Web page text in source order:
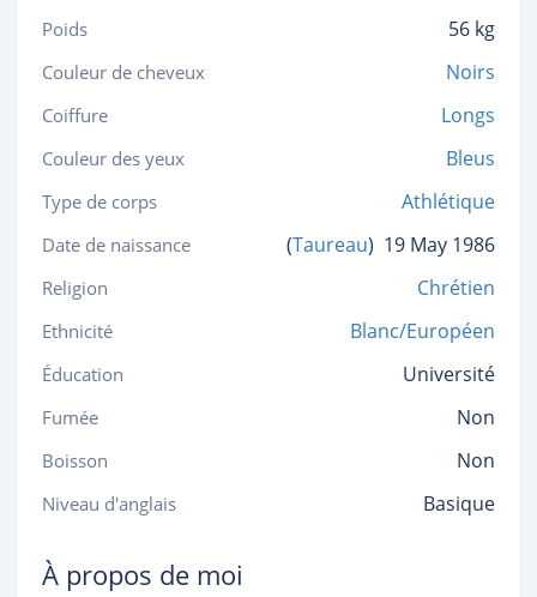
Poids 56 kg
Couleur de cheveux Noirs
Coiffure Longs
Couleur des yeux Bleus
Type de corps Athlétique
Date de naissance (Taureau) 19 May 1986
Religion Chrétien
Ethnicité Blanc/Européen
Éducation Université
Fumée Non
Boisson Non
Niveau d'anglais Basique
À propos de moi